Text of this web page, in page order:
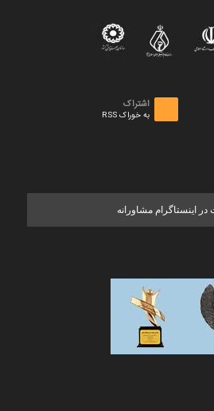
اشتراک
به خوراک RSS
اینستاگرام مشاورانه